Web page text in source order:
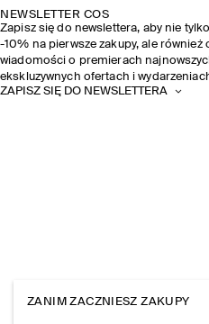
NEWSLETTER COS
Zapisz się do newslettera, aby nie
-10% na pierwsze zakupy, ale również
wiadomości o premierach
ekskluzywnych ofertach i
ZAPISZ SIĘ DO NEWSLETTERA
ZANIM ZACZNIESZ ZAKUPY